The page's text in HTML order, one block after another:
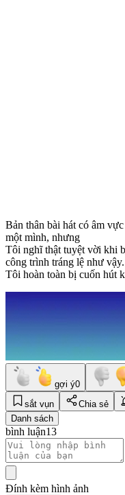
Bản thân bài hát có âm
một mình, nhưng
Tôi nghĩ thật tuyệt vời khi
công trình tráng lệ như vậy.
Tôi hoàn toàn bị cuốn hút
gợi ý0
sắt vụn
Chia sẻ
Danh sách
bình luận13
Đính kèm hình ảnh